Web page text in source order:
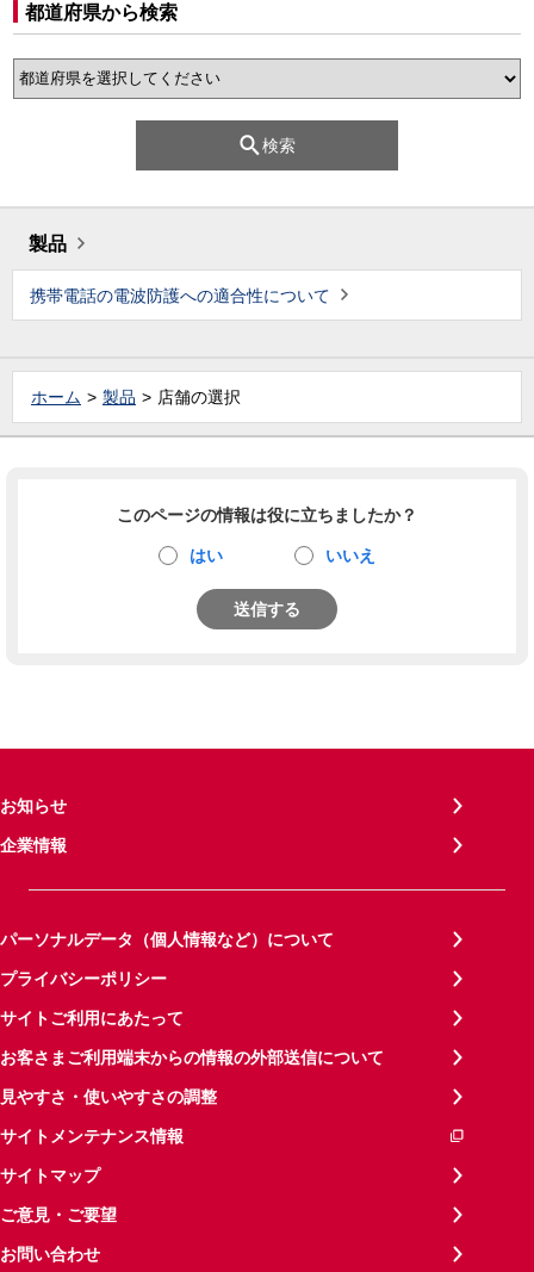
都道府県から検索
検索
製品
携帯電話の電波防護への適合性について
ホーム 製品 店舗の選択
このページの情報は役に立ちましたか？
はい いいえ
送信する
お知らせ
企業情報
パーソナルデータ（個人情報など）について
プライバシーポリシー
サイトご利用にあたって
お客さまご利用端末からの情報の外部送信について
見やすさ・使いやすさの調整
サイトメンテナンス情報
サイトマップ
ご意見・ご要望
お問い合わせ